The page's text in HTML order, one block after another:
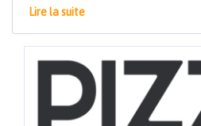
Lire la suite